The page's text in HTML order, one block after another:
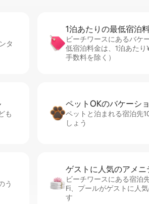
タ
1泊あたりの最⁠低⁠宿⁠泊⁠
ビーチワースにあるバケ
低宿泊料金は、1泊あたり
手数料を除く）
も
ペットOKのバ⁠ケ⁠ー⁠シ⁠
ペットと泊まれる宿泊先
しょう
う
ゲストに人⁠気⁠のア⁠メ⁠
ビーチワースにある宿泊
Fi、プールがゲストに人
す